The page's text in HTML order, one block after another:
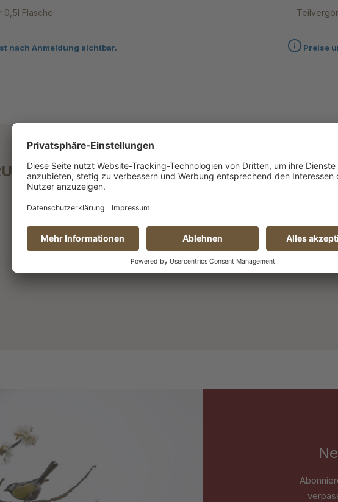
0,5l Flasche
nach Anmeldung sichtbar. Preise
Zwetschgenlikör 0,5l
Bewertung mit 5 von 5 Sternen
Richtig lecker
Der Likör ist soo lecker. Man kann ihn sogar mit den Priseccos mischen,
möchte. Ist auf jeden Fall mal etwas anderes!